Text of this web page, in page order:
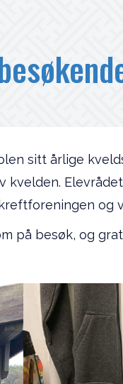
sitt årlige
kvelden.
og
på besøk, og